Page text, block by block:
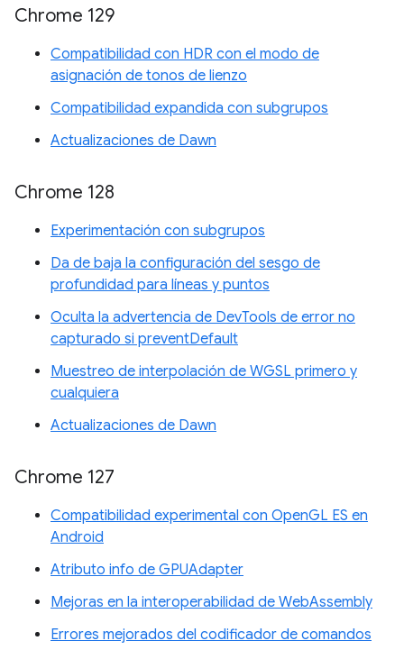
Chrome 129
Compatibilidad con HDR con el modo de
asignación de tonos de lienzo
Compatibilidad expandida con subgrupos
Actualizaciones de Dawn
Chrome 128
Experimentación con subgrupos
Da de baja la configuración del sesgo de
profundidad para líneas y puntos
Oculta la advertencia de DevTools de error no
capturado si preventDefault
Muestreo de interpolación de WGSL primero y
cualquiera
Actualizaciones de Dawn
Chrome 127
Compatibilidad experimental con OpenGL ES en
Android
Atributo info de GPUAdapter
Mejoras en la interoperabilidad de WebAssembly
Errores mejorados del codificador de comandos